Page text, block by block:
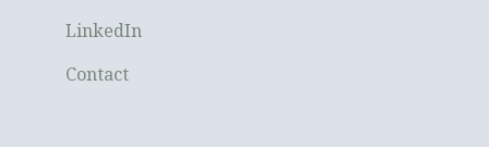
LinkedIn
Contact